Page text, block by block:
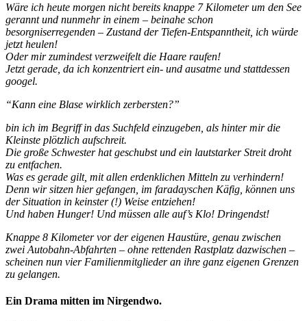
Wäre ich heute morgen nicht bereits knappe 7 Kilometer um den See
gerannt und nunmehr in einem – beinahe schon
besorgniserregenden – Zustand der Tiefen-Entspanntheit, ich würde
jetzt heulen!
Oder mir zumindest verzweifelt die Haare raufen!
Jetzt gerade, da ich konzentriert ein- und ausatme und stattdessen
googel.
“Kann eine Blase wirklich zerbersten?”
bin ich im Begriff in das Suchfeld einzugeben, als hinter mir die
Kleinste plötzlich aufschreit.
Die große Schwester hat geschubst und ein lautstarker Streit droht
zu entfachen.
Was es gerade gilt, mit allen erdenklichen Mitteln zu verhindern!
Denn wir sitzen hier gefangen, im faradayschen Käfig, können uns
der Situation in keinster (!) Weise entziehen!
Und haben Hunger! Und müssen alle auf’s Klo! Dringendst!
Knappe 8 Kilometer vor der eigenen Haustüre, genau zwischen
zwei Autobahn-Abfahrten – ohne rettenden Rastplatz dazwischen –
scheinen nun vier Familienmitglieder an ihre ganz eigenen Grenzen
zu gelangen.
Ein Drama mitten im Nirgendwo.